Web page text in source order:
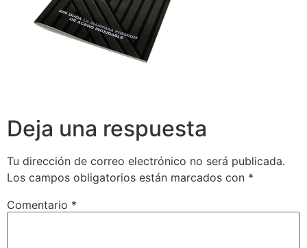
Deja una respuesta
Tu dirección de correo electrónico no será publicada.
Los campos obligatorios están marcados con *
Comentario *